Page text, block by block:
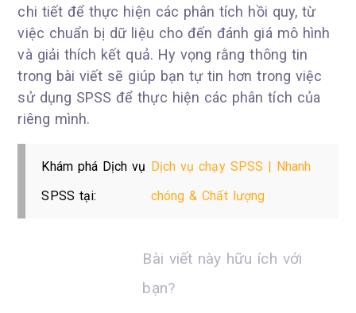
chi tiết để thực hiện các phân tích hồi quy, từ
việc chuẩn bị dữ liệu cho đến đánh giá mô hình
và giải thích kết quả. Hy vọng rằng thông tin
trong bài viết sẽ giúp bạn tự tin hơn trong việc
sử dụng SPSS để thực hiện các phân tích của
riêng mình.
Khám phá Dịch vụ
SPSS tại:
Dịch vụ chạy SPSS | Nhanh
chóng & Chất lượng
Bài viết này hữu ích với
bạn?